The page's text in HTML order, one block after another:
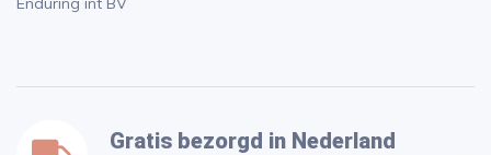
Gratis bezorgd in Nederland